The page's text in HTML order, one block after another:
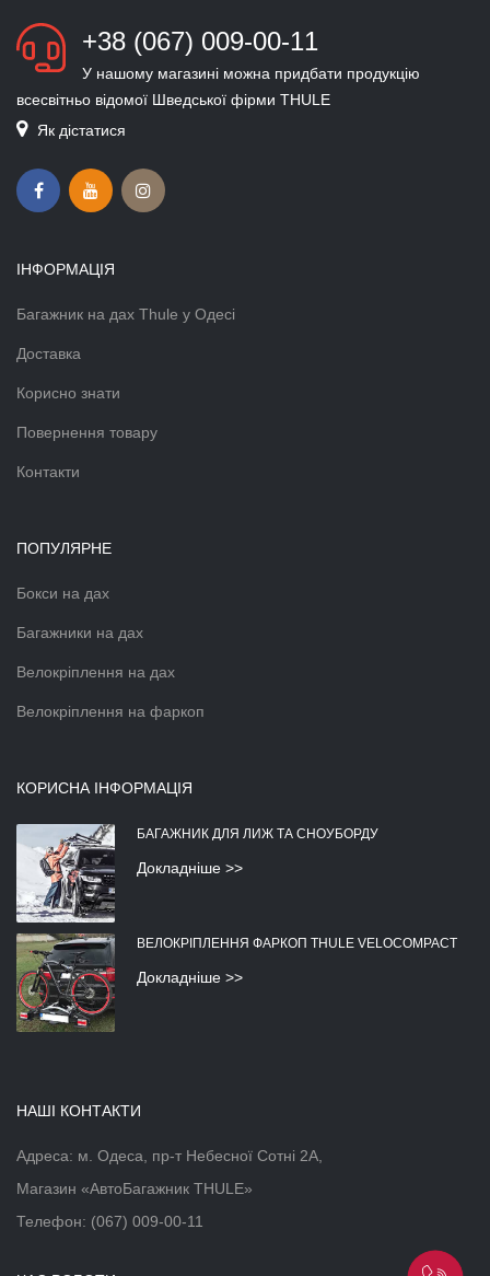
+38 (067) 009-00-11
У нашому магазині можна придбати продукцію
всесвітньо відомої Шведської фірми THULE
Як дістатися
ІНФОРМАЦІЯ
Багажник на дах Thule у Одесі
Доставка
Корисно знати
Повернення товару
Контакти
ПОПУЛЯРНЕ
Бокси на дах
Багажники на дах
Велокріплення на дах
Велокріплення на фаркоп
КОРИСНА ІНФОРМАЦІЯ
БАГАЖНИК ДЛЯ ЛИЖ ТА СНОУБОРДУ
Докладніше >>
ВЕЛОКРІПЛЕННЯ ФАРКОП THULE VELOCOMPACT
Докладніше >>
НАШІ КОНТАКТИ
Адреса: м. Одеса, пр-т Небесної Сотні 2А,
Магазин «АвтоБагажник THULE»
Телефон: (067) 009-00-11